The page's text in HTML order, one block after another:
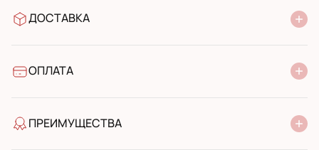
ДОСТАВКА
УкрПочта стандарт
ОПЛАТА
Банковский перевод
ПРЕИМУЩЕСТВА